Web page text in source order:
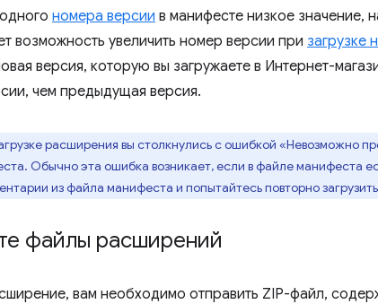
номера версии в манифесте низкое значение,
возможность увеличить номер версии при загрузке
версия, которую вы загружаете в Интернет-
чем предыдущая версия.
расширения вы столкнулись с ошибкой «Невозможно
Обычно эта ошибка возникает, если в файле манифеста
из файла манифеста и попытайтесь повторно
файлы расширений
вам необходимо отправить ZIP-файл,